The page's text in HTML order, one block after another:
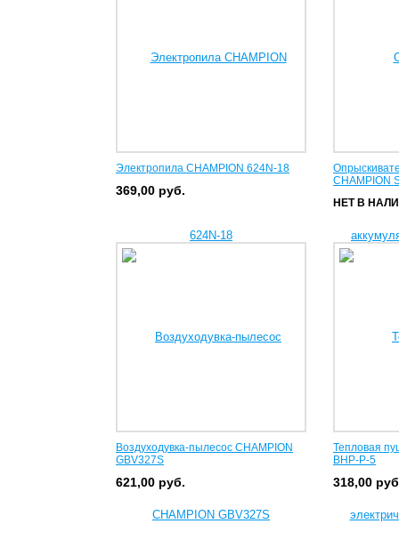
Электропила CHAMPION 624N-18
369,00 руб.
CHAMPION
НЕТ В
Воздуходувка-пылесос CHAMPION
GBV327S
621,00 руб.
Тепловая
BHP-P-5
318,00